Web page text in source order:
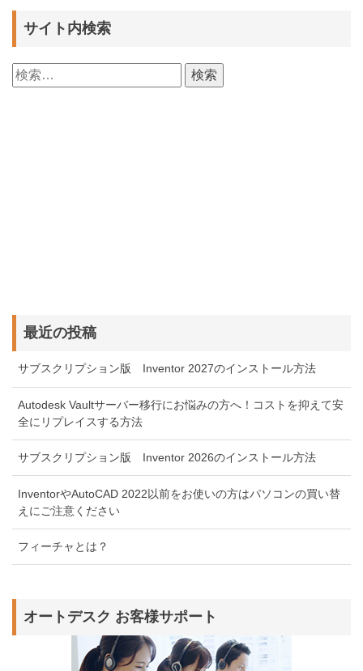
サイト内検索
検
索:
最近の投稿
サブスクリプション版 Inventor 2027のインストール方法
Autodesk Vaultサーバー移行にお悩みの方へ！コストを抑えて安
全にリプレイスする方法
サブスクリプション版 Inventor 2026のインストール方法
InventorやAutoCAD 2022以前をお使いの方はパソコンの買い替
えにご注意ください
フィーチャとは？
オートデスク お客様サポート